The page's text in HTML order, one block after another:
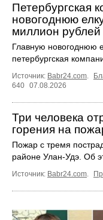
Петербургская
новогоднюю
миллион рублей
Главную новогоднюю
петербургская
Источник: Babr24.com.
640 07.08.2026
Три человека
горения на
Пожар с тремя
районе Улан-Удэ. Об
Источник: Babr24.com.